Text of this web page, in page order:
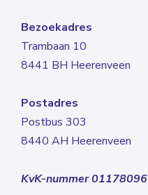
Bezoekadres
Trambaan 10
8441 BH Heerenveen
Postadres
Postbus 303
8440 AH Heerenveen
KvK-nummer 01178096